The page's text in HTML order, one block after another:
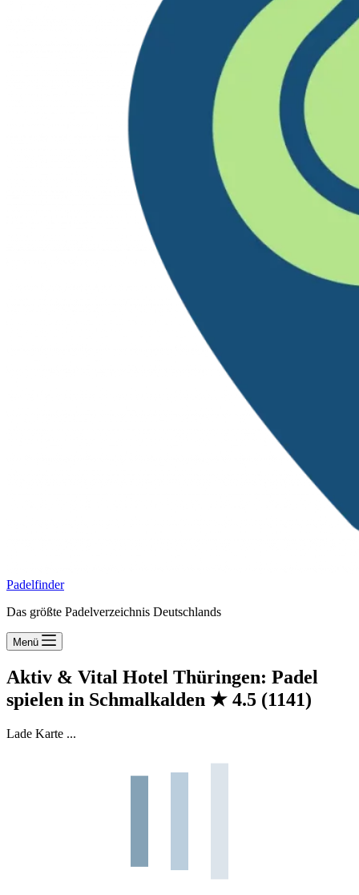
Padelfinder
Das größte Padelverzeichnis Deutschlands
Menü
Aktiv & Vital Hotel Thüringen: Padel
spielen in Schmalkalden ★ 4.5 (1141)
Lade Karte ...